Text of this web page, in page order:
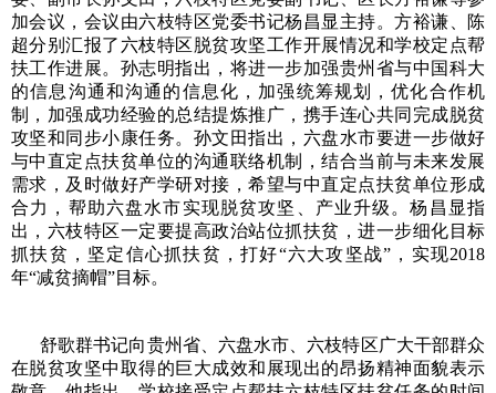
加会议，会议由六枝特区党委书记杨昌显主持。方裕谦、陈
超分别汇报了六枝特区脱贫攻坚工作开展情况和学校定点帮
扶工作进展。孙志明指出，将进一步加强贵州省与中国科大
的信息沟通和沟通的信息化，加强统筹规划，优化合作机
制，加强成功经验的总结提炼推广，携手连心共同完成脱贫
攻坚和同步小康任务。孙文田指出，六盘水市要进一步做好
与中直定点扶贫单位的沟通联络机制，结合当前与未来发展
需求，及时做好产学研对接，希望与中直定点扶贫单位形成
合力，帮助六盘水市实现脱贫攻坚、产业升级。杨昌显指
出，六枝特区一定要提高政治站位抓扶贫，进一步细化目标
抓扶贫，坚定信心抓扶贫，打好“六大攻坚战”，实现2018
年“减贫摘帽”目标。